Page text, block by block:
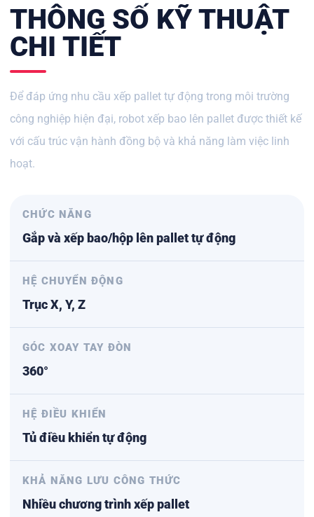
THÔNG SỐ KỸ THUẬT
CHI TIẾT
Để đáp ứng nhu cầu xếp pallet tự động trong môi trường
công nghiệp hiện đại, robot xếp bao lên pallet được thiết kế
với cấu trúc vận hành đồng bộ và khả năng làm việc linh
hoạt.
CHỨC NĂNG
Gắp và xếp bao/hộp lên pallet tự động
HỆ CHUYỂN ĐỘNG
Trục X, Y, Z
GÓC XOAY TAY ĐÒN
360°
HỆ ĐIỀU KHIỂN
Tủ điều khiển tự động
KHẢ NĂNG LƯU CÔNG THỨC
Nhiều chương trình xếp pallet